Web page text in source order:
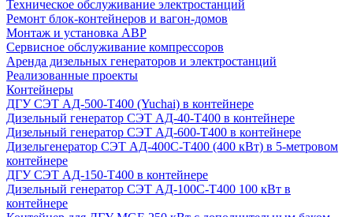
Техническое обслуживание электростанций
Ремонт блок-контейнеров и вагон-домов
Монтаж и установка АВР
Сервисное обслуживание компрессоров
Аренда дизельных генераторов и электростанций
Реализованные проекты
Контейнеры
ДГУ СЭТ АД-500-Т400 (Yuchai) в контейнере
Дизельный генератор СЭТ АД-40-Т400 в контейнере
Дизельный генератор СЭТ АД-600-Т400 в контейнере
Дизельгенератор СЭТ АД-400С-Т400 (400 кВт) в 5-метровом
контейнере
ДГУ СЭТ АД-150-Т400 в контейнере
Дизельный генератор СЭТ АД-100С-Т400 100 кВт в
контейнере